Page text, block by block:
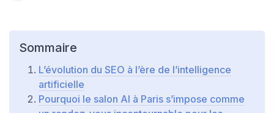
Sommaire
L’évolution du SEO à l’ère de l’intelligence
artificielle
Pourquoi le salon AI à Paris s’impose comme